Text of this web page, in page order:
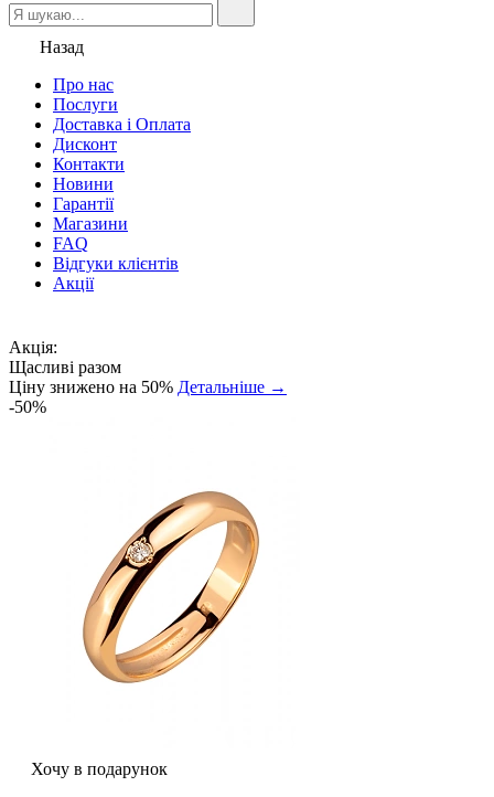
Назад
Про нас
Послуги
Доставка і Оплата
Дисконт
Контакти
Новини
Гарантії
Магазини
FAQ
Відгуки клієнтів
Акції
Акція:
Щасливі разом
Ціну знижено на 50% Детальніше →
-50%
Хочу в подарунок